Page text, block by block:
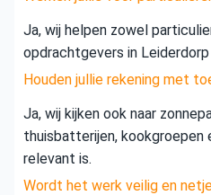
Ja, wij helpen zowel
opdrachtgevers in
Houden jullie rekening met
Ja, wij kijken ook naar
thuisbatterijen, kookgroepen
relevant is.
Wordt het werk veilig en